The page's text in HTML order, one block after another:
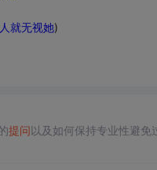
就无视她)
提问以及如何保持专业性避免